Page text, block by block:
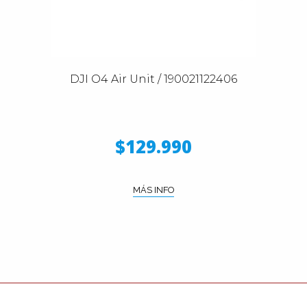
DJI O4 Air Unit / 190021122406
$129.990
MÁS INFO